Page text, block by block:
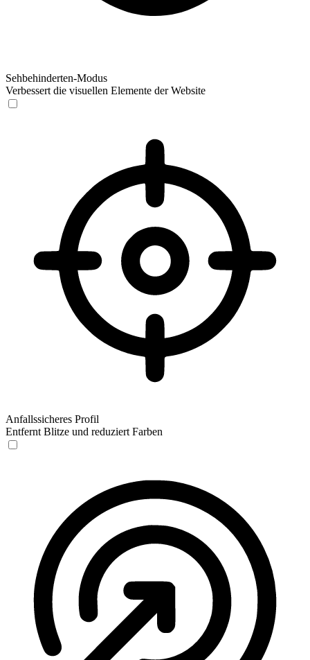
Sehbehinderten-Modus
Verbessert die visuellen Elemente der Website
Anfallssicheres Profil
Entfernt Blitze und reduziert Farben